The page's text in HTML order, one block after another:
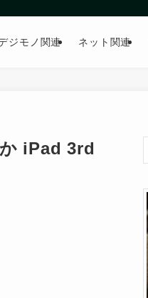
ジモノ関連 ネット関連
iPad 3rd